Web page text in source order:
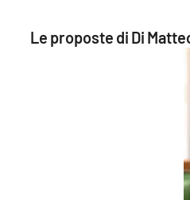
Le proposte di Di